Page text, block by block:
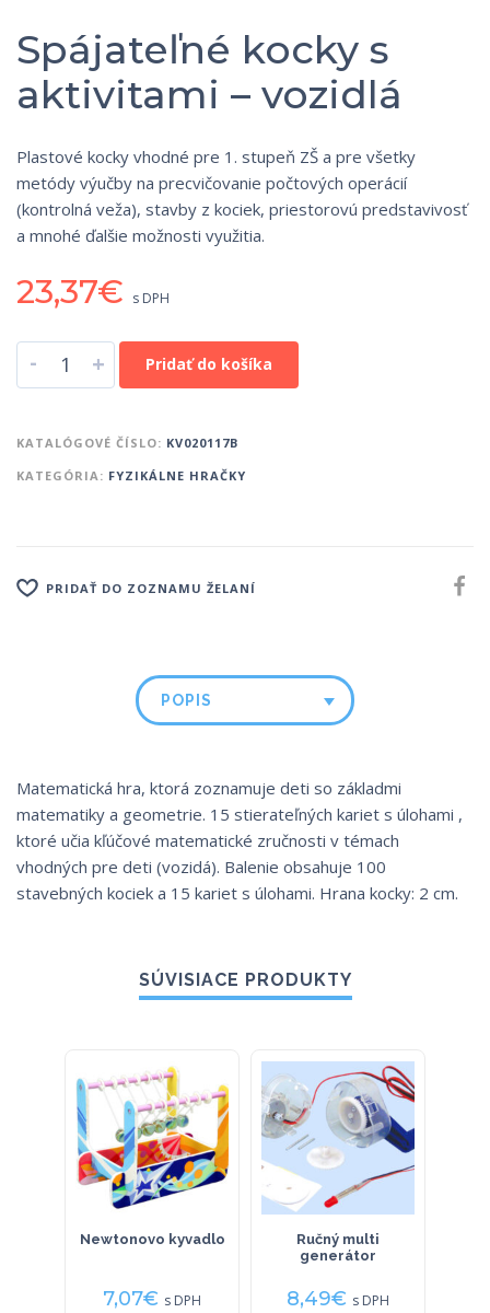
Spájateľné kocky s
aktivitami – vozidlá
Plastové kocky vhodné pre 1. stupeň ZŠ a pre všetky
metódy výučby na precvičovanie počtových operácií
(kontrolná veža), stavby z kociek, priestorovú predstavivosť
a mnohé ďalšie možnosti využitia.
23,37€ s DPH
- + Pridať do košíka
KATALÓGOVÉ ČÍSLO: KV020117B
KATEGÓRIA: FYZIKÁLNE HRAČKY
PRIDAŤ DO ZOZNAMU ŽELANÍ
POPIS
Matematická hra, ktorá zoznamuje deti so základmi
matematiky a geometrie. 15 stierateľných kariet s úlohami ,
ktoré učia kľúčové matematické zručnosti v témach
vhodných pre deti (vozidá). Balenie obsahuje 100
stavebných kociek a 15 kariet s úlohami. Hrana kocky: 2 cm.
SÚVISIACE PRODUKTY
Newtonovo kyvadlo
7,07€ s DPH
Ručný multi
generátor
8,49€ s DPH